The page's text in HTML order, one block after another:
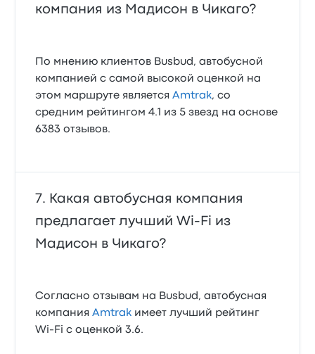
компания из Мадисон в Чикаго?
По мнению клиентов Busbud, автобусной
компанией с самой высокой оценкой на
этом маршруте являетсяAmtrak, со
средним рейтингом 4.1 из 5 звезд на основе
6383 отзывов.
Какая автобусная компания
предлагает лучший Wi‑Fi из
Мадисон в Чикаго?
Согласно отзывам на Busbud, автобусная
компанияAmtrak имеет лучший рейтинг
Wi‑Fi с оценкой 3.6.